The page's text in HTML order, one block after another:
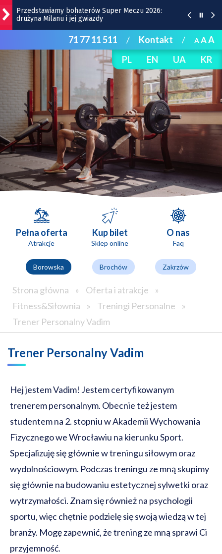
Przedstawiamy bohaterów Super Meczu 2026:
drużyna Milanu i jej gwiazdy
Gwiazdy wystąpią na Dworcu Głównym we Wrocławiu
| TERMINY
Kamienica z Nadodrza po remoncie zyska windę! To
będzie duża metamorfoza
Do Marrakeszu bez przesiadek. Nowy kierunek z
Wrocławia
Remont Gajowickiej. Prace od Hallera do
Racławickiej
71 77 11 511 / Kontakt / AAA
PL
EN UA KR
Pełna oferta
Atrakcje
Kup bilet
Sklep online
O nas
Faq
Borowska Brochów Zakrzów
Strona główna » Oferta i atrakcje
»
Fitness&Siłownia
» Treningi Personalne
»
Trener Personalny Vadim
Trener Personalny Vadim
Hej jestem Vadim! Jestem certyfikowanym
trenerem personalnym. Obecnie też jestem
studentem na 2. stopniu w Akademii Wychowania
Fizycznego we Wrocławiu na kierunku Sport.
Specjalizuję się głównie w treningu siłowym oraz
wydolnościowym. Podczas treningu ze mną skupimy
się głównie na budowaniu estetycznej sylwetki oraz
wytrzymałości. Znam się również na psychologii
sportu, więc chętnie podzielę się swoją wiedzą w tej
branży. Mogę zapewnić, że trening ze mną sprawi Ci
przyjemność.